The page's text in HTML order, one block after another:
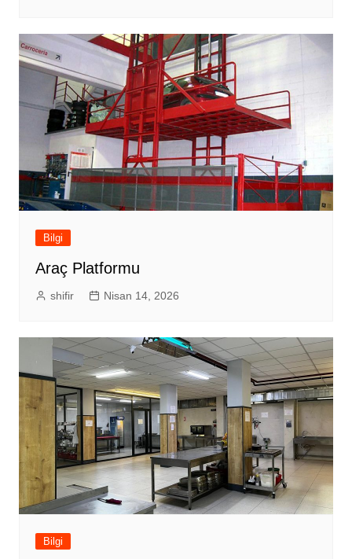
Bilgi
Araç Platformu
shifir Nisan 14, 2026
Bilgi